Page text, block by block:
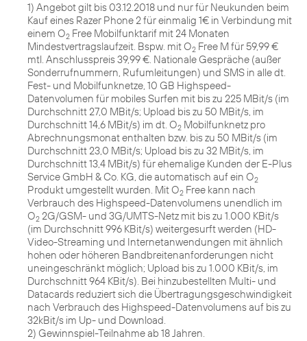
1) Angebot gilt bis 03.12.2018 und nur für Neukunden beim
Kauf eines Razer Phone 2 für einmalig 1€ in Verbindung mit
einem O2 Free Mobilfunktarif mit 24 Monaten
Mindestvertragslaufzeit. Bspw. mit O2 Free M für 59,99 €
mtl. Anschlusspreis 39,99 €. Nationale Gespräche (außer
Sonderrufnummern, Rufumleitungen) und SMS in alle dt.
Fest- und Mobilfunknetze, 10 GB Highspeed-
Datenvolumen für mobiles Surfen mit bis zu 225 MBit/s (im
Durchschnitt 27,0 MBit/s; Upload bis zu 50 MBit/s, im
Durchschnitt 14,6 MBit/s) im dt. O2 Mobilfunknetz pro
Abrechnungsmonat enthalten bzw. bis zu 50 MBit/s (im
Durchschnitt 23,0 MBit/s; Upload bis zu 32 MBit/s, im
Durchschnitt 13,4 MBit/s) für ehemalige Kunden der E-Plus
Service GmbH & Co. KG, die automatisch auf ein O2
Produkt umgestellt wurden. Mit O2 Free kann nach
Verbrauch des Highspeed-Datenvolumens unendlich im
O2 2G/GSM- und 3G/UMTS-Netz mit bis zu 1.000 KBit/s
(im Durchschnitt 996 KBit/s) weitergesurft werden (HD-
Video-Streaming und Internetanwendungen mit ähnlich
hohen oder höheren Bandbreitenanforderungen nicht
uneingeschränkt möglich; Upload bis zu 1.000 KBit/s, im
Durchschnitt 964 KBit/s). Bei hinzubestellten Multi- und
Datacards reduziert sich die Übertragungsgeschwindigkeit
nach Verbrauch des Highspeed-Datenvolumens auf bis zu
32kBit/s im Up- und Download.
2) Gewinnspiel-Teilnahme ab 18 Jahren.